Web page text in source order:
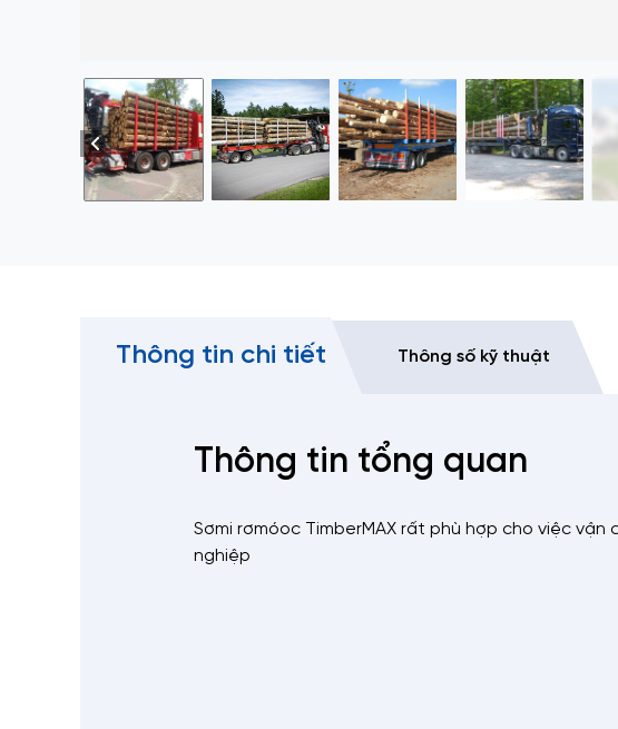
Thông tin chi tiết Thông số kỹ thuật
Thông tin tổng quan
Sơmi rơmóoc TimberMAX rất phù hợp cho việc vận
nghiệp